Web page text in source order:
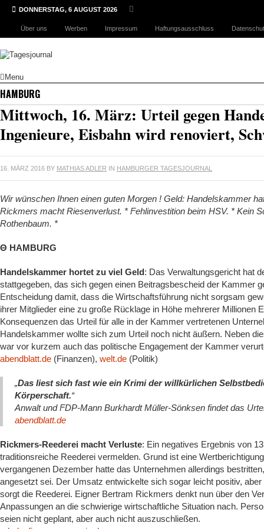
DONNERSTAG, 6 AUGUST 2026
Über uns Werben Impressum Haftungsausschluss
Menu
HAMBURG
Mittwoch, 16. März: Urteil gegen
Ingenieure, Eisbahn wird renoviert,
16. MÄRZ 2016 BY MATHIAS ADLER IN HAMBURGER TAGESJOURNAL
Wir wünschen Ihnen einen guten Morgen ! Geld: Handelskammer
Rickmers macht Riesenverlust. * Fehlinvestition beim HSV. * Kein
Rothenbaum. *
Θ HAMBURG
Handelskammer hortet zu viel Geld: Das Verwaltungsgericht hat
stattgegeben, das sich gegen einen Beitragsbescheid der Kammer
Entscheidung damit, dass die Wirtschaftsführung nicht sorgsam
ihrer Mitglieder eine zu große Rücklage in Höhe mehrerer Millionen
Konsequenzen das Urteil für alle in der Kammer vertretenen
Handelskammer wollte sich zum Urteil noch nicht äußern. Neben
war vor kurzem auch das politische Engagement der Kammer
abendblatt.de (Finanzen), welt.de (Politik)
„Das liest sich fast wie ein Krimi der willkürlichen
Körperschaft.“
Anwalt und FDP-Mann Burkhardt Müller-Sönksen findet das
abendblatt.de
Rickmers-Reederei macht Verluste: Ein negatives Ergebnis von
traditionsreiche Reederei vermelden. Grund ist eine
vergangenen Dezember hatte das Unternehmen allerdings
angesetzt sei. Der Umsatz entwickelte sich sogar leicht positiv,
sorgt die Reederei. Eigner Bertram Rickmers denkt nun über den
Anpassungen an die schwierige wirtschaftliche Situation nach.
seien nicht geplant, aber auch nicht auszuschließen.